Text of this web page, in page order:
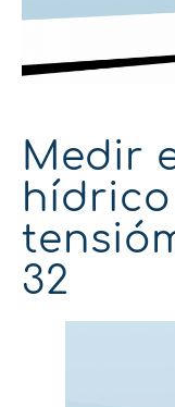
Medir
32